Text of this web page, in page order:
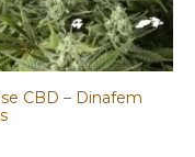
CBD – Dinafem